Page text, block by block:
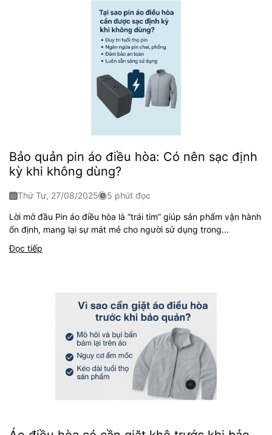
Bảo quản pin áo điều hòa: Có nên sạc định
kỳ khi không dùng?
Thứ Tư, 27/08/2025 5 phút đọc
Lời mở đầu Pin áo điều hòa là “trái tim” giúp sản phẩm vận hành
ổn định, mang lại sự mát mẻ cho người sử dụng trong...
Đọc tiếp